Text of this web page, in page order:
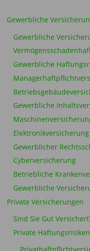
Gewerbliche
Gewerbliche
Gewerbliche
Gewerbliche
Elektronikversicherung
Gewerblicher
Cyberversicherung
Betriebliche
Gewerbliche
Private Versicherungen
Sind Sie Gut
Private Haftungsrisiken